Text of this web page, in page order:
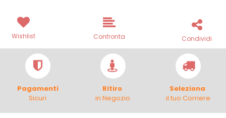
Wishlist Confronta Condividi
Pagamenti
Sicuri
Ritiro
in Negozio
Seleziona
il tuo Corriere